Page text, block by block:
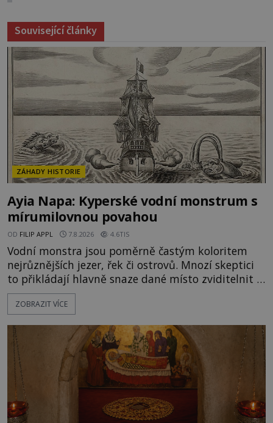
Související články
ZÁHADY HISTORIE
Ayia Napa: Kyperské vodní monstrum s
mírumilovnou povahou
OD FILIP APPL 7.8.2026 4.6TIS
Vodní monstra jsou poměrně častým koloritem
nejrůznějších jezer, řek či ostrovů. Mnozí skeptici
to přikládají hlavně snaze dané místo zviditelnit a
přitáhnout k němu pozornost záhadám
nakloněných turistů. Je to také případ kyperského
legendami o něm ukrývat nějaký pravdivý základ?
V blízkosti Mysu Greco, jak se přez
ZOBRAZIT VÍCE